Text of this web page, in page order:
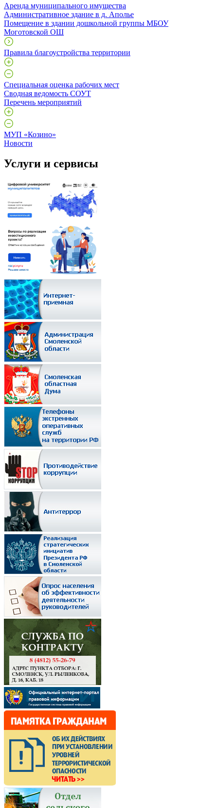
Аренда муниципального имущества
Административное здание в д. Аполье
Помещение в здании дошкольной группы МБОУ
Моготовской ОШ
Правила благоустройства территории
Специальная оценка рабочих мест
Сводная ведомость СОУТ
Перечень мероприятий
МУП «Козино»
Новости
Услуги и сервисы